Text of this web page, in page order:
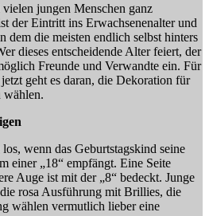
jungen Menschen ganz
der Eintritt ins Erwachsenenalter und
dem die meisten endlich selbst hinters
dieses entscheidende Alter feiert, der
Freunde und Verwandte ein. Für
geht es daran, die Dekoration für
wählen.
wenn das Geburtstagskind seine
einer „18“ empfängt. Eine Seite
Auge ist mit der „8“ bedeckt. Junge
rosa Ausführung mit Brillies, die
wählen vermutlich lieber eine